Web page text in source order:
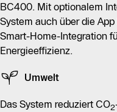
BC400. Mit optionalem
System auch über die
Smart-Home-Integration
Energieeffizienz.
Umwelt
Das System reduziert CO2